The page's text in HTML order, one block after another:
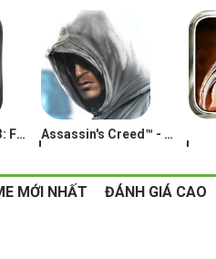
Modern Combat 3: Fallen Nation
,
Assassin's Creed™ - Altaïr's Chronicles
,
MỚI NHẤT ĐÁNH GIÁ CAO